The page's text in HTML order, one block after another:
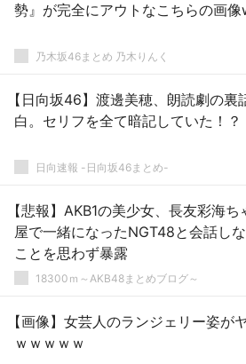
勢』が完全にアウトなこちらの画
乃木坂46まとめ 乃木りんく
【日向坂46】渡邊美穂、朗読劇の裏
白。セリフを全て暗記していた！？
日向速報 -日向坂46まとめ-
【悲報】AKB1の美少女、長友彩海
屋で一緒になったNGT48と会話し
ことを思わず暴露
18300ｍ～AKB48まとめブログ～
【画像】女芸人のランジェリー姿が
ｗｗｗｗｗ